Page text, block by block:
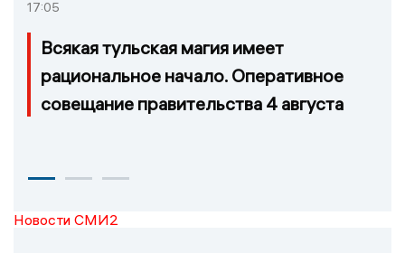
17:05
Всякая тульская магия имеет
рациональное начало. Оперативное
совещание правительства 4 августа
Новости СМИ2